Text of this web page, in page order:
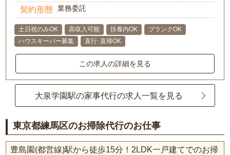
契約形態 業務委託
土日祝のみOK 高収入可能 扶養内OK
ブランクOK
ハウスキーパー募集
直行･直帰OK
この求人の詳細を見る
大泉学園駅の家事代行の求人一覧を見る
東京都練馬区のお掃除代行のお仕事
豊島園(都営線)駅から徒歩15分！2LDK一戸建てでのお掃